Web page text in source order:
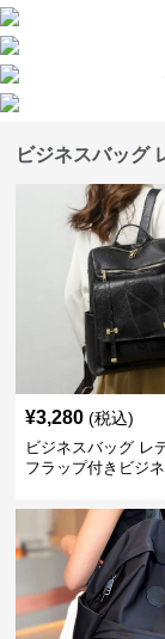
ビジネスバッグ
¥3,280 (税込)
ビジネスバッグ レ
フラップ付きビジ